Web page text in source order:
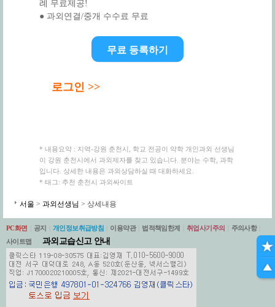
례 무료제공!
● 과외연결/중개 수수료 무료
무료 등록하기
로그인 >>
* 내용요약 : 지역-강원 춘천시, 학교 전공이 약학 개인과외 선생님
이 강원 춘천시에서 과외제자를 찾고 있습니다. 분야는 수학, 과학
입니다. 상세한 내용은 과외상담하실 때 대화하세요.
* 태그: 추천 춘천시 과외싸이트
서울 > 과외선생님 > 상세내용
PC화면 공지 개인정보취급방침 이용약관 법적책임한계 취업사기주의 주의사항
사이트맵
과외교습신고 안내